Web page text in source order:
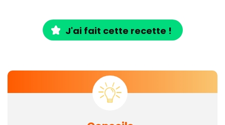
J'ai fait cette recette !